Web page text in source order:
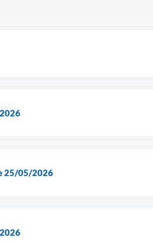
25/05/2026